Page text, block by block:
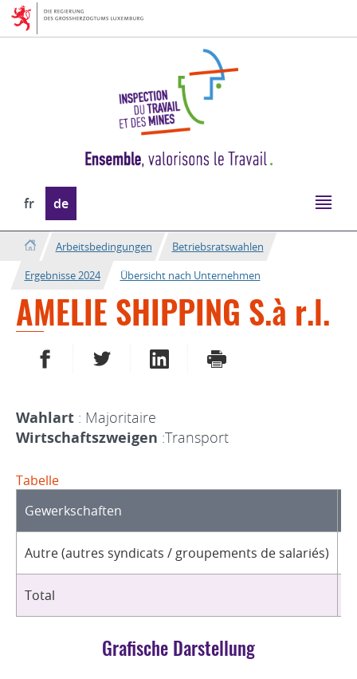
Zur
Navigation
Zum
Inhalt
Sprache
wechseln
fr de
Arbeitsbedingungen
Betriebsratswahlen
Ergebnisse 2024
Übersicht nach Unternehmen
AMELIE SHIPPING S.à r.l.
AUF FACEBOOK TEILENAUF TWITTER TEILENAUF LINKEDIN TEILEN
DRUCKEN
Wahlart : Majoritaire
Wirtschaftszweigen :Transport
Tabelle
Gewerkschaften
Autre (autres syndicats / groupements de salariés)
Total
Grafische Darstellung